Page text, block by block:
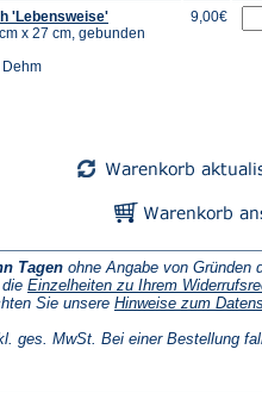
'Lebensweise'
x 27 cm, gebunden
Dehm
9,00€
Tagen ohne Angabe von Gründen
Einzelheiten zu Ihrem
Sie unsere Hinweise zum
ges. MwSt. Bei einer Bestellung